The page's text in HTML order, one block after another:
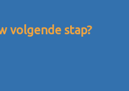
volgende stap?